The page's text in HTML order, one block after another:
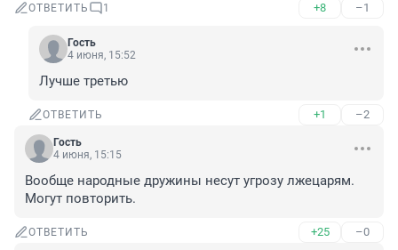
ОТВЕТИТЬ 1 +8 –1
Гость
4 июня, 15:52
Лучше третью
ОТВЕТИТЬ +1 –2
Гость
4 июня, 15:15
Вообще народные дружины несут угрозу лжецарям.
Могут повторить.
ОТВЕТИТЬ +25 –0